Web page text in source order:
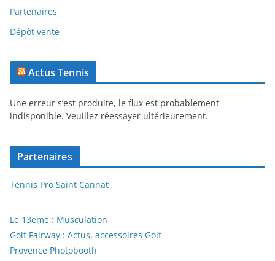
Partenaires
Dépôt vente
Actus Tennis
Une erreur s’est produite, le flux est probablement
indisponible. Veuillez réessayer ultérieurement.
Partenaires
Tennis Pro Saint Cannat
Le 13eme : Musculation
Golf Fairway : Actus, accessoires Golf
Provence Photobooth